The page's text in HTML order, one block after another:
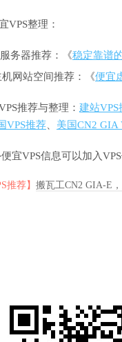
VPS整理：
务器推荐：《稳定靠谱
机网站空间推荐：《便宜
推荐与整理： 建站VPS
VPS推荐、 美国CN2 GIA
宜VPS信息可以加入
推荐】 搬瓦工CN2 GIA-E